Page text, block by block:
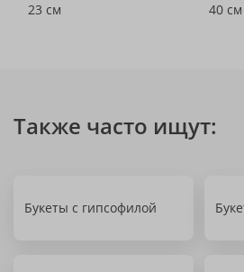
23 см
40 см
Также часто ищут:
Букеты с гипсофилой